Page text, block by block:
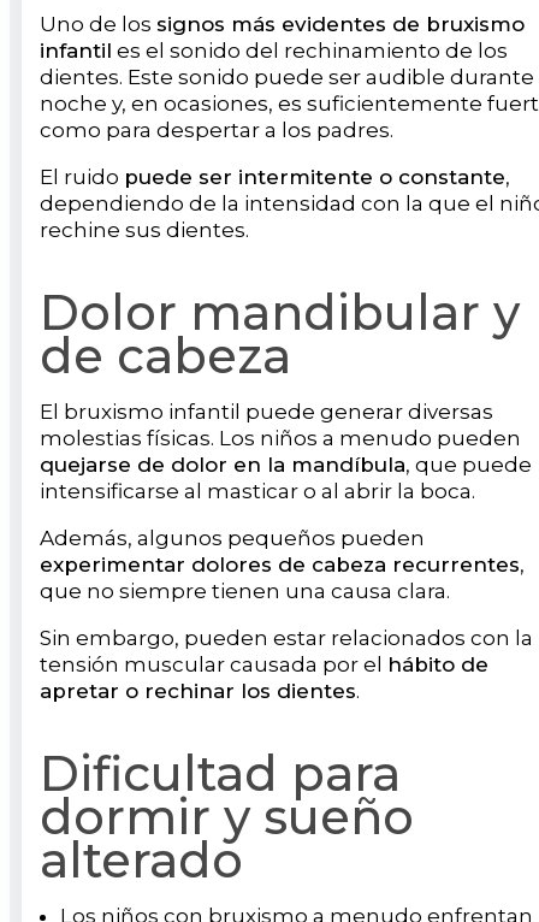
Uno de los signos más evidentes de bruxismo
infantil es el sonido del rechinamiento de los
dientes. Este sonido puede ser audible durante
noche y, en ocasiones, es suficientemente
como para despertar a los padres.
El ruido puede ser intermitente o constante,
dependiendo de la intensidad con la que el
rechine sus dientes.
Dolor mandibular y
de cabeza
El bruxismo infantil puede generar diversas
molestias físicas. Los niños a menudo pueden
quejarse de dolor en la mandíbula, que puede
intensificarse al masticar o al abrir la boca.
Además, algunos pequeños pueden
experimentar dolores de cabeza recurrentes,
que no siempre tienen una causa clara.
Sin embargo, pueden estar relacionados con la
tensión muscular causada por el hábito de
apretar o rechinar los dientes.
Dificultad para
dormir y sueño
alterado
Los niños con bruxismo a menudo enfrentan